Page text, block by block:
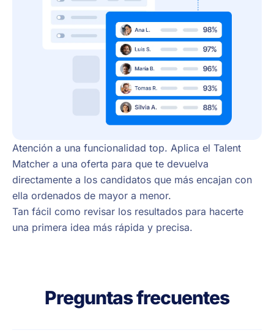
Atención a una funcionalidad top. Aplica el Talent
Matcher a una oferta para que te devuelva
directamente a los candidatos que más encajan con
ella ordenados de mayor a menor.
Tan fácil como revisar los resultados para hacerte
una primera idea más rápida y precisa.
Preguntas frecuentes